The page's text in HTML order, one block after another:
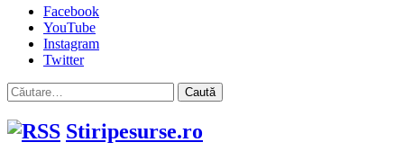
Facebook
YouTube
Instagram
Twitter
Caută
după:
Stiripesurse.ro